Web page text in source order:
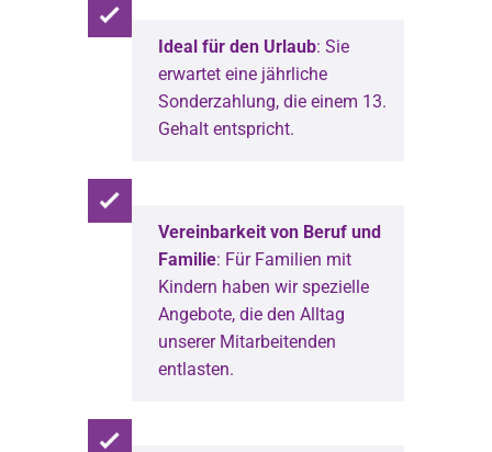
Ideal für den Urlaub: Sie
erwartet eine jährliche
Sonderzahlung, die einem 13.
Gehalt entspricht.
Vereinbarkeit von Beruf und
Familie: Für Familien mit
Kindern haben wir spezielle
Angebote, die den Alltag
unserer Mitarbeitenden
entlasten.